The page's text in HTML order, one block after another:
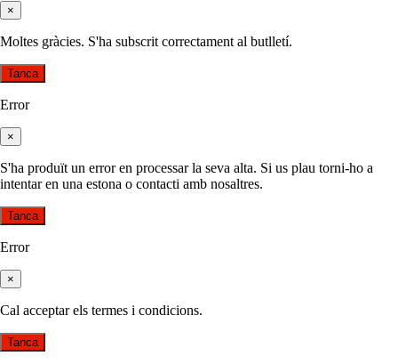
×
Moltes gràcies. S'ha subscrit correctament al butlletí.
Tanca
Error
×
S'ha produït un error en processar la seva alta. Si us plau torni-ho a
intentar en una estona o contacti amb nosaltres.
Tanca
Error
×
Cal acceptar els termes i condicions.
Tanca